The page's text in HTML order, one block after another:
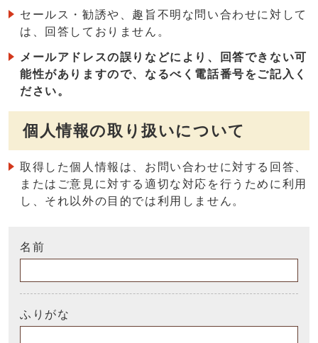
セールス・勧誘や、趣旨不明な問い合わせに対して
は、回答しておりません。
メールアドレスの誤りなどにより、回答できない可
能性がありますので、なるべく電話番号をご記入く
ださい。
個人情報の取り扱いについて
取得した個人情報は、お問い合わせに対する回答、
またはご意見に対する適切な対応を行うために利用
し、それ以外の目的では利用しません。
名前
ふりがな